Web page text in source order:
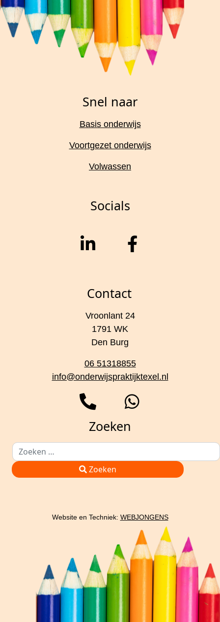
Contact
Vroonlant 24
1791 WK
Den Burg
06 51318855
info@onderwijspraktijktexel.nl
Socials
Snel naar
Basis onderwijs
Voortgezet onderwijs
Volwassen
Zoeken
Zoeken
Type 2 or more characters for results.
Zoeken
Website en Techniek: WEBJONGENS